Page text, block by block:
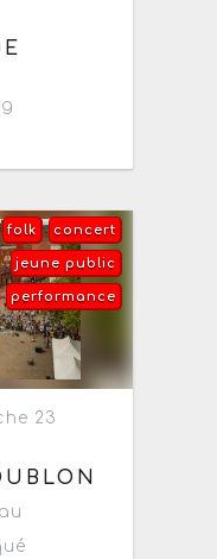
concert
folk
jeune public
performance
23